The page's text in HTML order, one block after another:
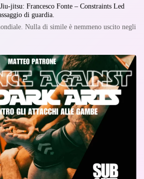
jitsu: Francesco Fonte – Constraints Led
di guardia.
Nulla di simile è nemmeno uscito negli